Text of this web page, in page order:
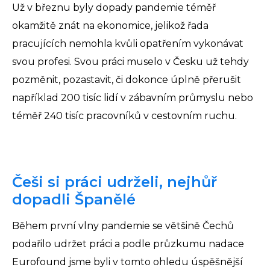
Už v březnu byly dopady pandemie téměř
okamžitě znát na ekonomice, jelikož řada
pracujících nemohla kvůli opatřením vykonávat
svou profesi. Svou práci muselo v Česku už tehdy
pozměnit, pozastavit, či dokonce úplně přerušit
například 200 tisíc lidí v zábavním průmyslu nebo
téměř 240 tisíc pracovníků v cestovním ruchu.
Češi si práci udrželi, nejhůř
dopadli Španělé
Během první vlny pandemie se většině Čechů
podařilo udržet práci a podle průzkumu nadace
Eurofound jsme byli v tomto ohledu úspěšnější